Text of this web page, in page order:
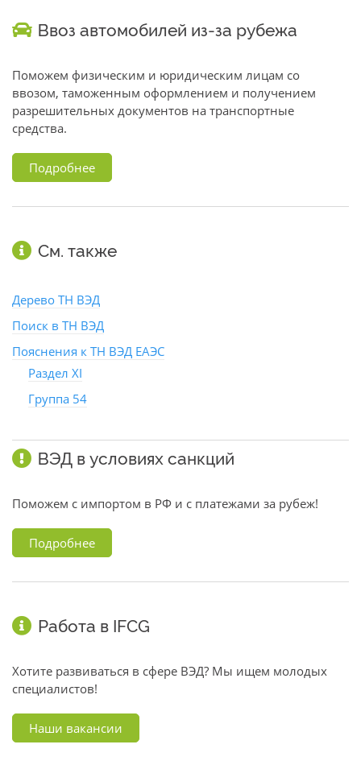
Ввоз автомобилей из-за рубежа
Поможем физическим и юридическим лицам со
ввозом, таможенным оформлением и получением
разрешительных документов на транспортные
средства.
Подробнее
См. также
Дерево ТН ВЭД
Поиск в ТН ВЭД
Пояснения к ТН ВЭД ЕАЭС
Раздел XI
Группа 54
ВЭД в условиях санкций
Поможем с импортом в РФ и с платежами за рубеж!
Подробнее
Работа в IFCG
Хотите развиваться в сфере ВЭД? Мы ищем молодых
специалистов!
Наши вакансии